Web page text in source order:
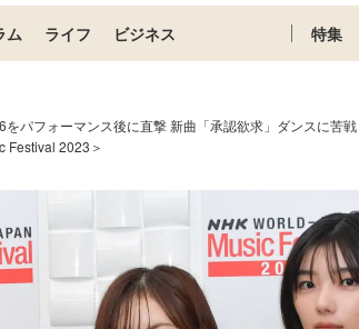
ム ライフ ビジネス 特集
をパフォーマンス後に直撃 新曲「承認欲求」ダンスに苦
Festival 2023＞